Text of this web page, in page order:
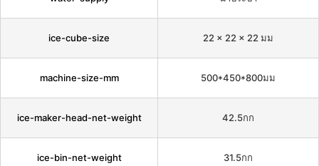
ice-cube-size 22 x 22 x 22 มม
machine-size-mm 500*450*800มม
ice-maker-head-net-weight 42.5กก
ice-bin-net-weight 31.5กก